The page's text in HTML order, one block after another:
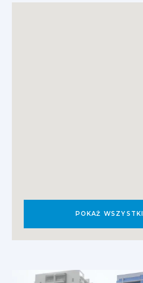
POKAŻ